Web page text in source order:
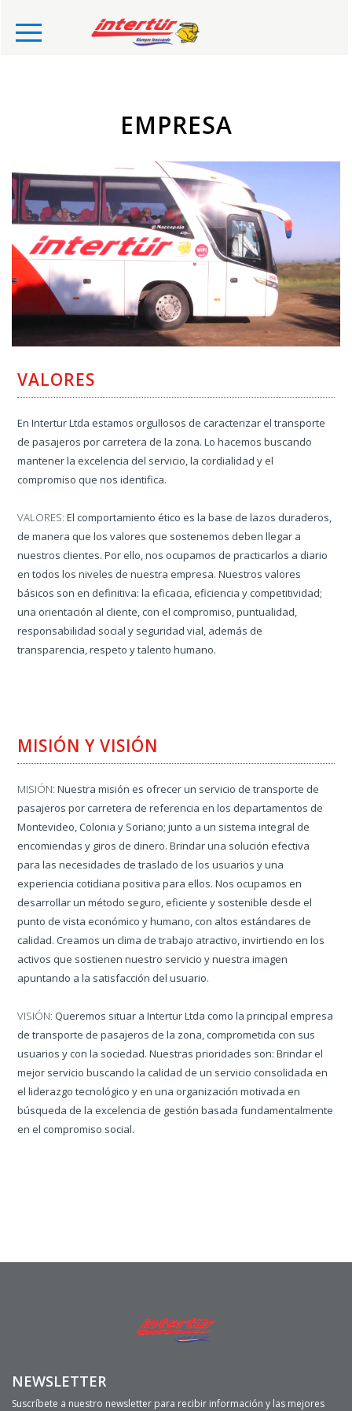
EMPRESA
VALORES
En Intertur Ltda estamos orgullosos de caracterizar el transporte
de pasajeros por carretera de la zona. Lo hacemos buscando
mantener la excelencia del servicio, la cordialidad y el
compromiso que nos identifica.
VALORES: El comportamiento ético es la base de lazos duraderos,
de manera que los valores que sostenemos deben llegar a
nuestros clientes. Por ello, nos ocupamos de practicarlos a diario
en todos los niveles de nuestra empresa. Nuestros valores
básicos son en definitiva: la eficacia, eficiencia y competitividad;
una orientación al cliente, con el compromiso, puntualidad,
responsabilidad social y seguridad vial, además de
transparencia, respeto y talento humano.
MISIÓN Y VISIÓN
MISIÓN: Nuestra misión es ofrecer un servicio de transporte de
pasajeros por carretera de referencia en los departamentos de
Montevideo, Colonia y Soriano; junto a un sistema integral de
encomiendas y giros de dinero. Brindar una solución efectiva
para las necesidades de traslado de los usuarios y una
experiencia cotidiana positiva para ellos. Nos ocupamos en
desarrollar un método seguro, eficiente y sostenible desde el
punto de vista económico y humano, con altos estándares de
calidad. Creamos un clima de trabajo atractivo, invirtiendo en los
activos que sostienen nuestro servicio y nuestra imagen
apuntando a la satisfacción del usuario.
VISIÓN: Queremos situar a Intertur Ltda como la principal empresa
de transporte de pasajeros de la zona, comprometida con sus
usuarios y con la sociedad. Nuestras prioridades son: Brindar el
mejor servicio buscando la calidad de un servicio consolidada en
el liderazgo tecnológico y en una organización motivada en
búsqueda de la excelencia de gestión basada fundamentalmente
en el compromiso social.
NEWSLETTER
Suscríbete a nuestro newsletter para recibir información y las mejores